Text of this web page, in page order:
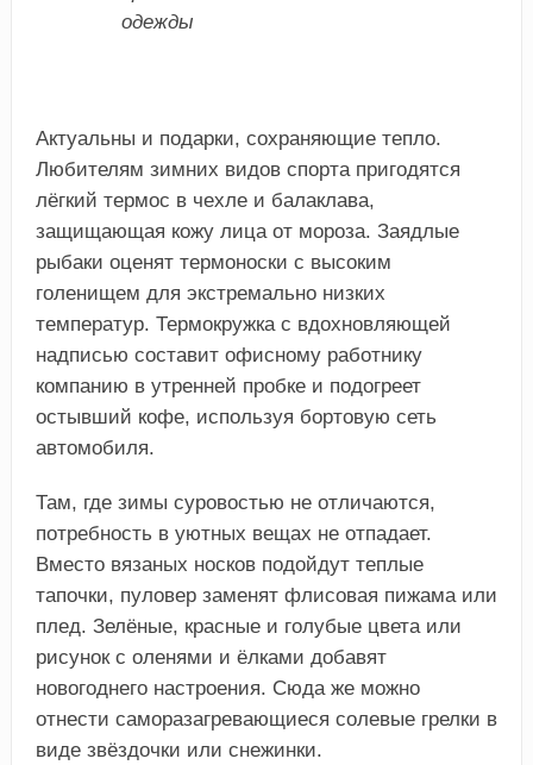
одежды
Актуальны и подарки, сохраняющие тепло.
Любителям зимних видов спорта пригодятся
лёгкий термос в чехле и балаклава,
защищающая кожу лица от мороза. Заядлые
рыбаки оценят термоноски с высоким
голенищем для экстремально низких
температур. Термокружка с вдохновляющей
надписью составит офисному работнику
компанию в утренней пробке и подогреет
остывший кофе, используя бортовую сеть
автомобиля.
Там, где зимы суровостью не отличаются,
потребность в уютных вещах не отпадает.
Вместо вязаных носков подойдут теплые
тапочки, пуловер заменят флисовая пижама или
плед. Зелёные, красные и голубые цвета или
рисунок с оленями и ёлками добавят
новогоднего настроения. Сюда же можно
отнести саморазагревающиеся солевые грелки в
виде звёздочки или снежинки.